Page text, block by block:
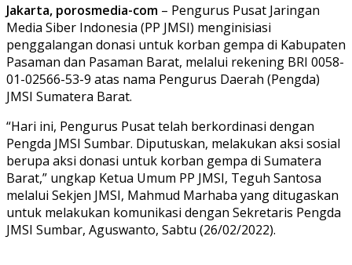
Jakarta, porosmedia-com – Pengurus Pusat Jaringan
Media Siber Indonesia (PP JMSI) menginisiasi
penggalangan donasi untuk korban gempa di Kabupaten
Pasaman dan Pasaman Barat, melalui rekening BRI 0058-
01-02566-53-9 atas nama Pengurus Daerah (Pengda)
JMSI Sumatera Barat.
“Hari ini, Pengurus Pusat telah berkordinasi dengan
Pengda JMSI Sumbar. Diputuskan, melakukan aksi sosial
berupa aksi donasi untuk korban gempa di Sumatera
Barat,” ungkap Ketua Umum PP JMSI, Teguh Santosa
melalui Sekjen JMSI, Mahmud Marhaba yang ditugaskan
untuk melakukan komunikasi dengan Sekretaris Pengda
JMSI Sumbar, Aguswanto, Sabtu (26/02/2022).